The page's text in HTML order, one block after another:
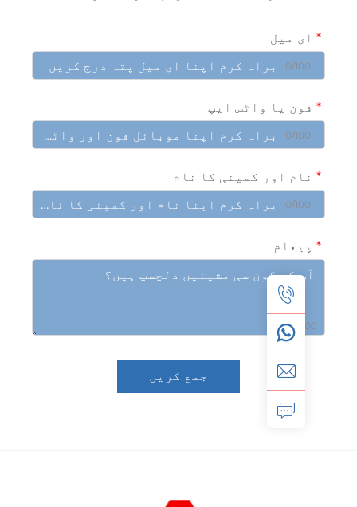
میل
یا واٹس ایپ
اور کمپنی کا نام
جمع کریں